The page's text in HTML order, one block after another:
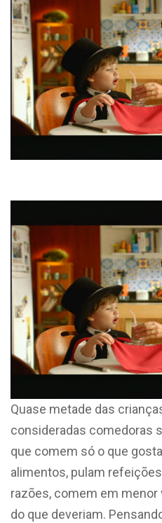
Quase metade das
consideradas comedoras
que comem só o que
alimentos, pulam
razões, comem em menor
do que deveriam.